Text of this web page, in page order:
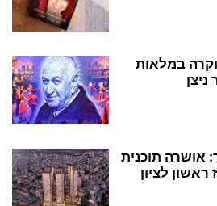
במלאות
אושרה תוכנית
לציון